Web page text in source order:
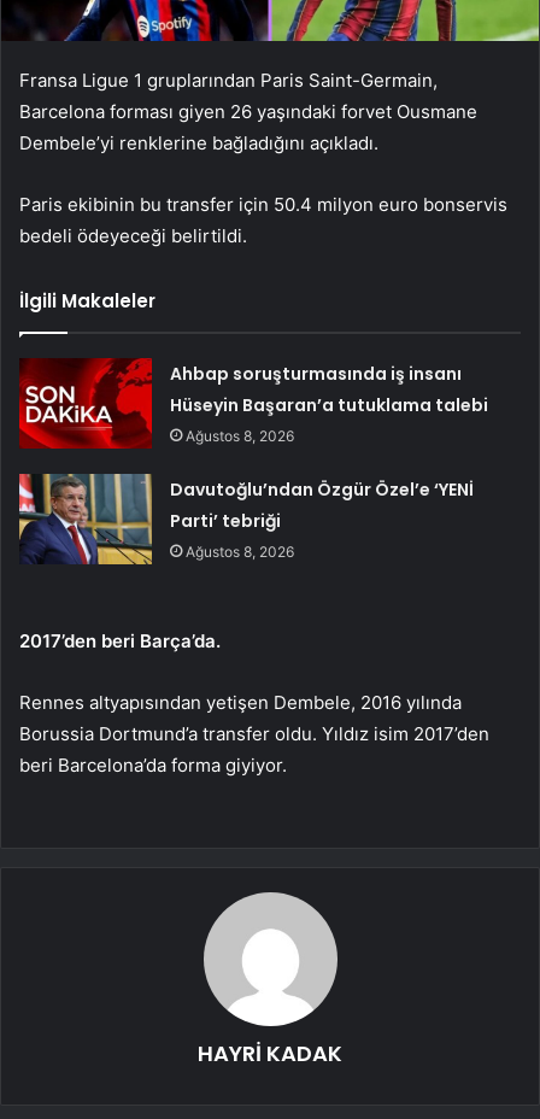
Fransa Ligue 1 gruplarından Paris Saint-Germain,
Barcelona forması giyen 26 yaşındaki forvet Ousmane
Dembele’yi renklerine bağladığını açıkladı.
Paris ekibinin bu transfer için 50.4 milyon euro bonservis
bedeli ödeyeceği belirtildi.
İlgili Makaleler
Ahbap soruşturmasında iş insanı
Hüseyin Başaran’a tutuklama talebi
Ağustos 8, 2026
Davutoğlu’ndan Özgür Özel’e ‘YENİ
Parti’ tebriği
Ağustos 8, 2026
2017’den beri Barça’da.
Rennes altyapısından yetişen Dembele, 2016 yılında
Borussia Dortmund’a transfer oldu. Yıldız isim 2017’den
beri Barcelona’da forma giyiyor.
HAYRİ KADAK